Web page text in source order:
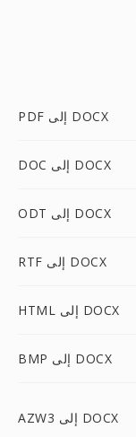
PDF إلى DOCX
DOC إلى DOCX
ODT إلى DOCX
RTF إلى DOCX
HTML إلى DOCX
BMP إلى DOCX
AZW3 إلى DOCX